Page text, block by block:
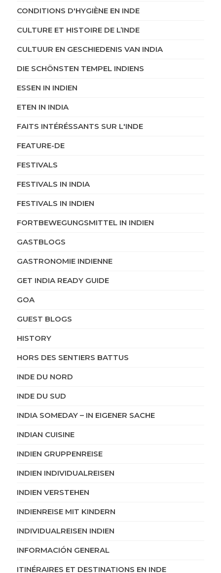
CONDITIONS D'HYGIÈNE EN INDE
CULTURE ET HISTOIRE DE L’INDE
CULTUUR EN GESCHIEDENIS VAN INDIA
DIE SCHÖNSTEN TEMPEL INDIENS
ESSEN IN INDIEN
ETEN IN INDIA
FAITS INTÉRÉSSANTS SUR L'INDE
FEATURE-DE
FESTIVALS
FESTIVALS IN INDIA
FESTIVALS IN INDIEN
FORTBEWEGUNGSMITTEL IN INDIEN
GASTBLOGS
GASTRONOMIE INDIENNE
GET INDIA READY GUIDE
GOA
GUEST BLOGS
HISTORY
HORS DES SENTIERS BATTUS
INDE DU NORD
INDE DU SUD
INDIA SOMEDAY – IN EIGENER SACHE
INDIAN CUISINE
INDIEN GRUPPENREISE
INDIEN INDIVIDUALREISEN
INDIEN VERSTEHEN
INDIENREISE MIT KINDERN
INDIVIDUALREISEN INDIEN
INFORMACIÓN GENERAL
ITINÉRAIRES ET DESTINATIONS EN INDE